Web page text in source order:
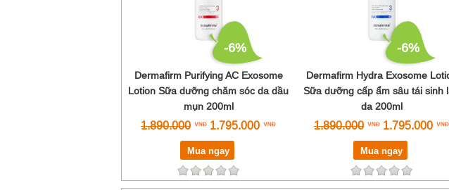
-6%
Dermafirm Purifying AC Exosome
Lotion Sữa dưỡng chăm sóc da dầu
mụn 200ml
1.890.000 1.795.000
Mua ngay
-6%
Dermafirm Hydra Exosome
Sữa dưỡng cấp ẩm sâu tái sinh
da 200ml
1.890.000 1.795.000
Mua ngay